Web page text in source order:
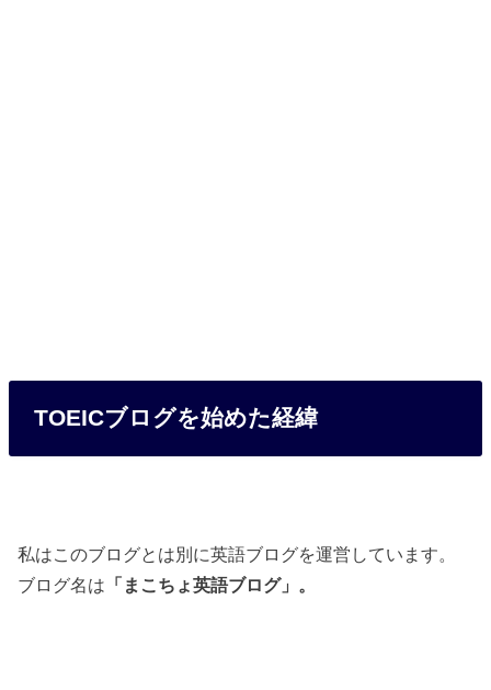
TOEICブログを始めた経緯
私はこのブログとは別に英語ブログを運営しています。
ブログ名は 「まこちょ英語ブログ」。